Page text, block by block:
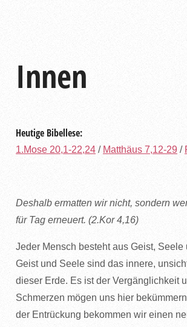
Innen
Heutige Bibellese:
1.Mose 20,1-22,24 / Matthäus 7,12-29 /
Deshalb ermatten wir nicht, sondern
für Tag erneuert. (2.Kor 4,16)
Jeder Mensch besteht aus Geist,
Geist und Seele sind das innere,
dieser Erde. Es ist der Vergänglichkeit
Schmerzen mögen uns hier
der Entrückung bekommen wir einen